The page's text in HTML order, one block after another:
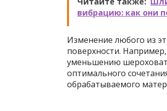
вибрацию: как они
Изменение любого из
поверхности.
уменьшению
оптимального
обрабатываемого